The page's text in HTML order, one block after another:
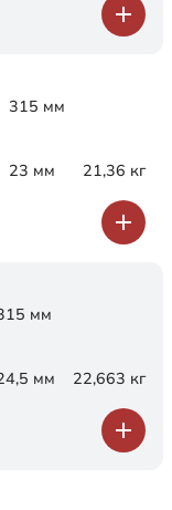
315 мм
23 мм 21,36 кг
мм
мм 22,663 кг